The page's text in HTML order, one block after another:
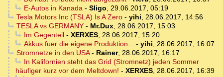
E-Autos in Kanada- Sligo, 29.06.2017, 05:19
Tesla Motors Inc (TSLA) Is A Zero- yihi, 28.06.2017, 14:56
TESLA vs GERMANY- Mr.Dux, 28.06.2017, 15:03
Im Gegenteil- XERXES, 28.06.2017, 15:20
Akkus fuer die eigene Produktion... - yihi, 28.06.2017, 16:07
Stromnetze in den USA- Rainer, 28.06.2017, 16:17
In Kalifornien steht das Grid (Stromnetz) jeden Sommer
häufiger kurz vor dem Meltdown! - XERXES, 28.06.2017, 16:39